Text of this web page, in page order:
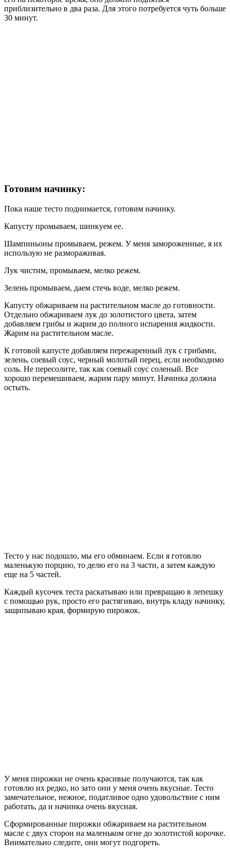
приблизительно в два раза. Для этого потребуется чуть больше
30 минут.
Готовим начинку:
Пока наше тесто поднимается, готовим начинку.
Капусту промываем, шинкуем ее.
Шампиньоны промываем, режем. У меня замороженные, я их
использую не размораживая.
Лук чистим, промываем, мелко режем.
Зелень промываем, даем стечь воде, мелко режем.
Капусту обжариваем на растительном масле до готовности.
Отдельно обжариваем лук до золотистого цвета, затем
добавляем грибы и жарим до полного испарения жидкости.
Жарим на растительном масле.
К готовой капусте добавляем пережаренный лук с грибами,
зелень, соевый соус, черный молотый перец, если необходимо
соль. Не пересолите, так как соевый соус соленый. Все
хорошо перемешиваем, жарим пару минут. Начинка должна
остыть.
Тесто у нас подошло, мы его обминаем. Если я готовлю
маленькую порцию, то делю его на 3 части, а затем каждую
еще на 5 частей.
Каждый кусочек теста раскатываю или превращаю в лепешку
с помощью рук, просто его растягиваю, внутрь кладу начинку,
защипываю края, формирую пирожок.
У меня пирожки не очень красивые получаются, так как
готовлю их редко, но зато они у меня очень вкусные. Тесто
замечательное, нежное, податливое одно удовольствие с ним
работать, да и начинка очень вкусная.
Сформированные пирожки обжариваем на растительном
масле с двух сторон на маленьком огне до золотистой корочке.
Внимательно следите, они могут подгореть.